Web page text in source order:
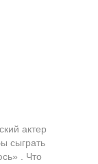
актер
сыграть
. Что